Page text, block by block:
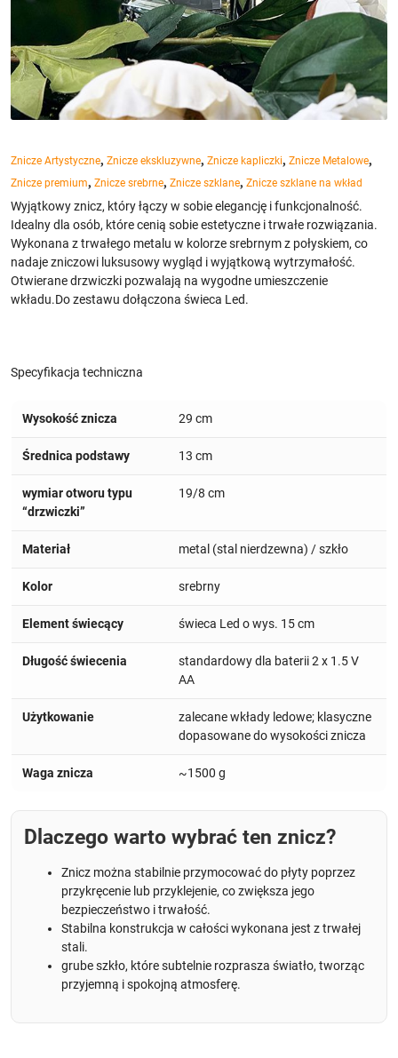
Znicze Artystyczne, Znicze ekskluzywne, Znicze kapliczki, Znicze Metalowe,
Znicze premium, Znicze srebrne, Znicze szklane, Znicze szklane na wkład
Wyjątkowy znicz, który łączy w sobie elegancję i funkcjonalność.
Idealny dla osób, które cenią sobie estetyczne i trwałe rozwiązania.
Wykonana z trwałego metalu w kolorze srebrnym z połyskiem, co
nadaje zniczowi luksusowy wygląd i wyjątkową wytrzymałość.
Otwierane drzwiczki pozwalają na wygodne umieszczenie
wkładu.Do zestawu dołączona świeca Led.
Specyfikacja techniczna
Wysokość znicza 29 cm
Średnica podstawy 13 cm
wymiar otworu typu
“drzwiczki”
19/8 cm
Materiał metal (stal nierdzewna) / szkło
Kolor srebrny
Element świecący świeca Led o wys. 15 cm
Długość świecenia
standardowy dla baterii 2 x 1.5 V
AA
Użytkowanie
zalecane wkłady ledowe; klasyczne
dopasowane do wysokości znicza
Waga znicza ~1500 g
Dlaczego warto wybrać ten znicz?
Znicz można stabilnie przymocować do płyty poprzez
przykręcenie lub przyklejenie, co zwiększa jego
bezpieczeństwo i trwałość.
Stabilna konstrukcja w całości wykonana jest z trwałej
stali.
grube szkło, które subtelnie rozprasza światło, tworząc
przyjemną i spokojną atmosferę.